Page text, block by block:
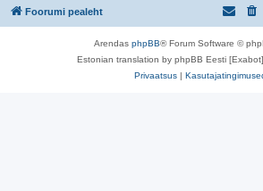
Foorumi pealeht
Arendas phpBB® Forum Software ©
Estonian translation by phpBB Eesti
Privaatsus |